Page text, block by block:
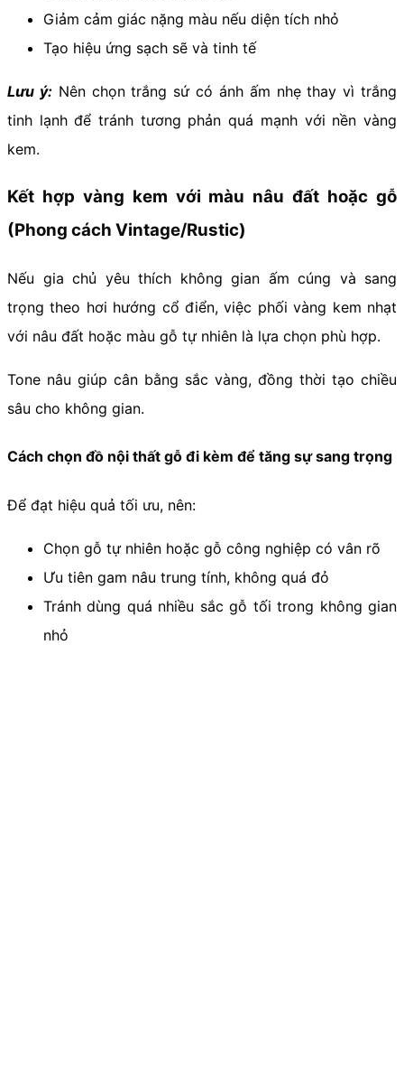
Giảm cảm giác nặng màu nếu diện tích nhỏ
Tạo hiệu ứng sạch sẽ và tinh tế
Lưu ý:Nên chọn trắng sứ có ánh ấm nhẹ thay vì trắng
tinh lạnh để tránh tương phản quá mạnh với nền vàng
kem.
Kết hợp vàng kem với màu nâu đất hoặc gỗ
(Phong cách Vintage/Rustic)
Nếu gia chủ yêu thích không gian ấm cúng và sang
trọng theo hơi hướng cổ điển, việc phối vàng kem nhạt
với nâu đất hoặc màu gỗ tự nhiên là lựa chọn phù hợp.
Tone nâu giúp cân bằng sắc vàng, đồng thời tạo chiều
sâu cho không gian.
Cách chọn đồ nội thất gỗ đi kèm để tăng sự sang trọng
Để đạt hiệu quả tối ưu, nên:
Chọn gỗ tự nhiên hoặc gỗ công nghiệp có vân rõ
Ưu tiên gam nâu trung tính, không quá đỏ
Tránh dùng quá nhiều sắc gỗ tối trong không gian
nhỏ